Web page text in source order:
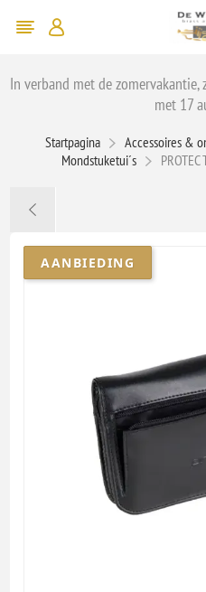
In verband met de
met 17
Startpagina Accessoires &
Mondstuketui´s
AANBIEDING